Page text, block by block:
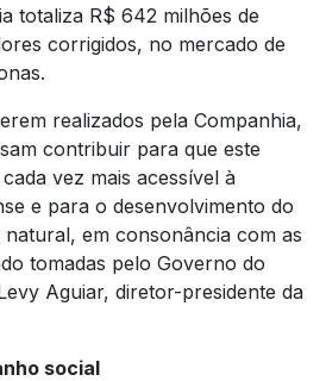
totaliza R$ 642 milhões de
corrigidos, no mercado de
realizados pela Companhia,
contribuir para que este
vez mais acessível à
e para o desenvolvimento do
em consonância com as
tomadas pelo Governo do
Aguiar, diretor-presidente da
social